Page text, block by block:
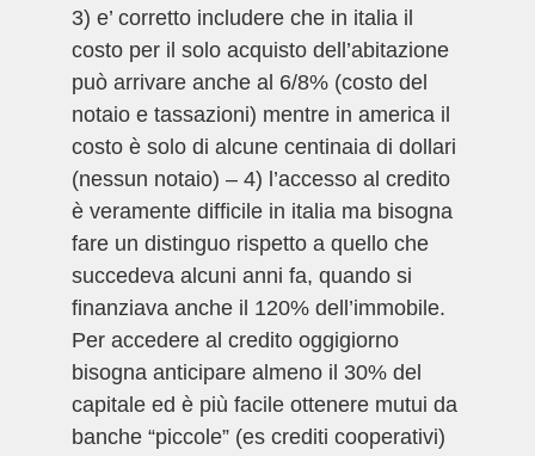
3) e’ corretto includere che in italia il
costo per il solo acquisto dell’abitazione
può arrivare anche al 6/8% (costo del
notaio e tassazioni) mentre in america il
costo è solo di alcune centinaia di dollari
(nessun notaio) – 4) l’accesso al credito
è veramente difficile in italia ma bisogna
fare un distinguo rispetto a quello che
succedeva alcuni anni fa, quando si
finanziava anche il 120% dell’immobile.
Per accedere al credito oggigiorno
bisogna anticipare almeno il 30% del
capitale ed è più facile ottenere mutui da
banche “piccole” (es crediti cooperativi)